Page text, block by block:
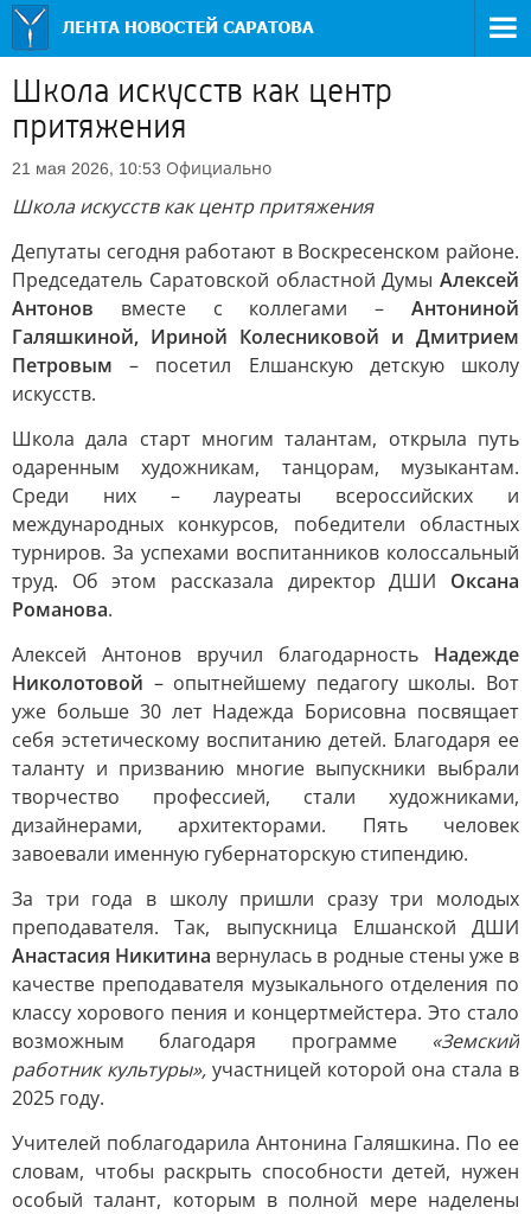
Школа искусств как центр
притяжения
21 мая 2026, 10:53 Официально
Школа искусств как центр притяжения
Депутаты сегодня работают в Воскресенском районе.
Председатель Саратовской областной Думы Алексей
Антонов вместе с коллегами –Антониной
Галяшкиной, Ириной Колесниковой и Дмитрием
Петровым – посетил Елшанскую детскую школу
искусств.
Школа дала старт многим талантам, открыла путь
одаренным художникам, танцорам, музыкантам.
Среди них – лауреаты всероссийских и
международных конкурсов, победители областных
турниров. За успехами воспитанников колоссальный
труд. Об этом рассказала директор ДШИ Оксана
Романова.
Алексей Антонов вручил благодарность Надежде
Николотовой – опытнейшему педагогу школы. Вот
уже больше 30 лет Надежда Борисовна посвящает
себя эстетическому воспитанию детей. Благодаря ее
таланту и призванию многие выпускники выбрали
творчество профессией, стали художниками,
дизайнерами, архитекторами. Пять человек
завоевали именную губернаторскую стипендию.
За три года в школу пришли сразу три молодых
преподавателя. Так, выпускница Елшанской ДШИ
Анастасия Никитина вернулась в родные стены уже в
качестве преподавателя музыкального отделения по
классу хорового пения и концертмейстера. Это стало
возможным благодаря программе «Земский
работник культуры», участницей которой она стала в
2025 году.
Учителей поблагодарила Антонина Галяшкина. По ее
словам, чтобы раскрыть способности детей, нужен
особый талант, которым в полной мере наделены